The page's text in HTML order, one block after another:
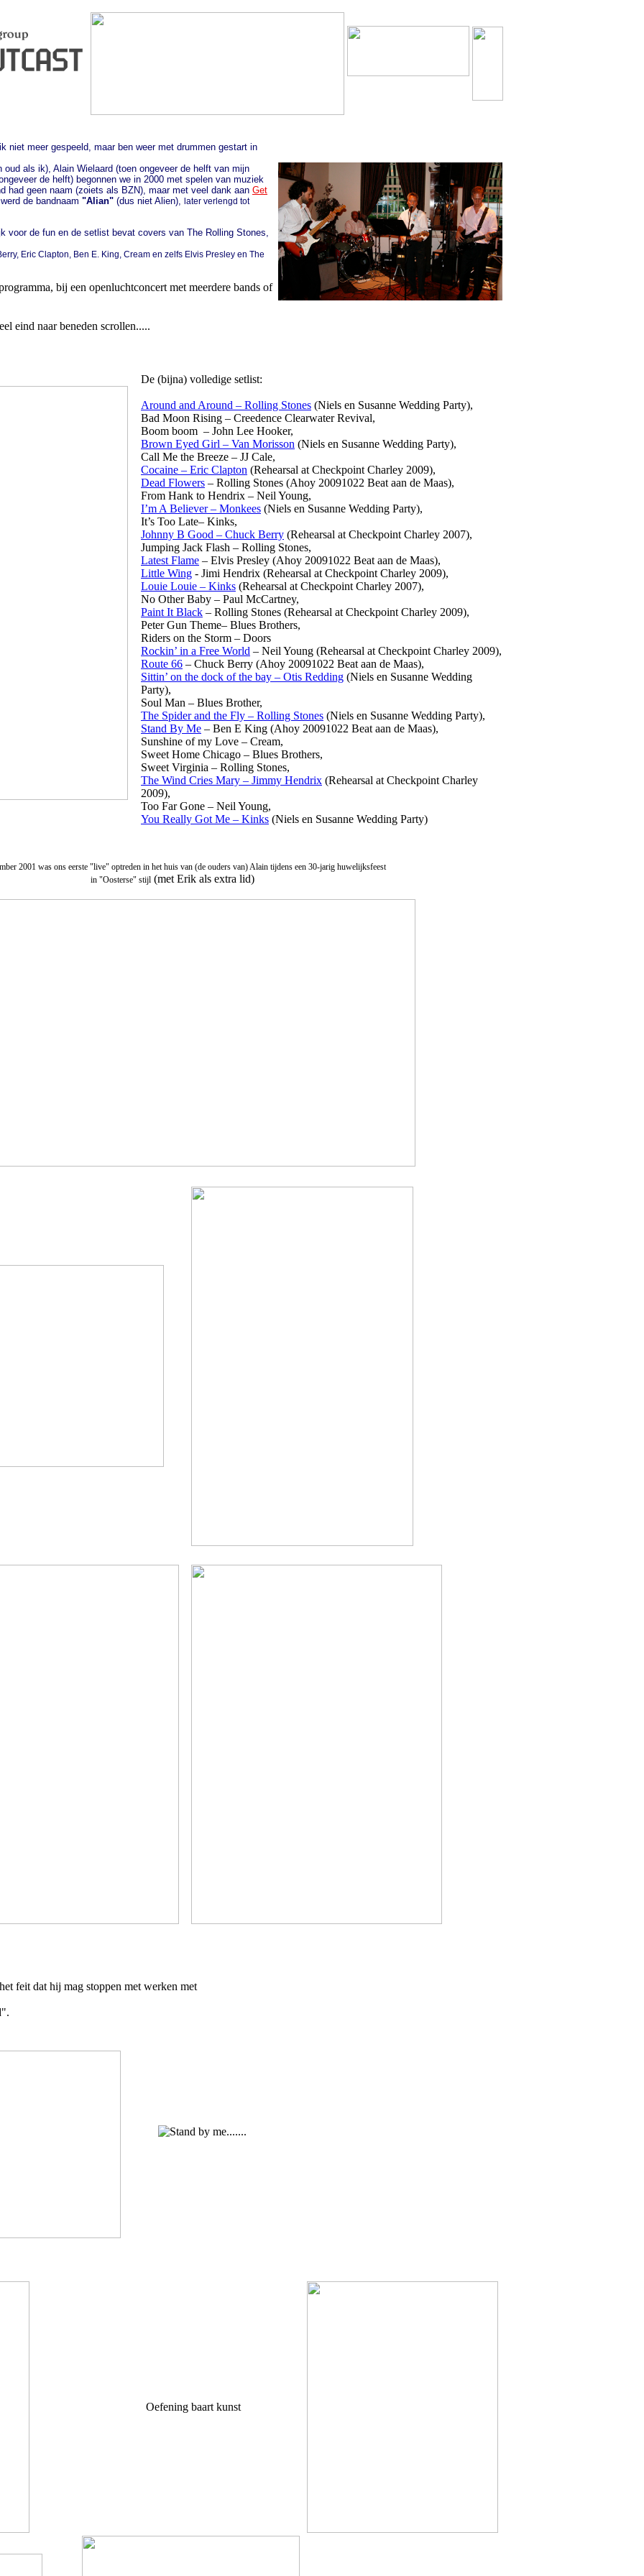
niet meer gespeeld, maar ben weer met drummen gestart in
als ik), Alain Wielaard (toen ongeveer de helft van mijn
de helft) begonnen we in 2000 met spelen van muziek
had geen naam (zoiets als BZN), maar met veel dank aan Get
de bandnaam "Alian" (dus niet Alien), later verlengd tot
voor de fun en de setlist bevat covers van The Rolling Stones,
Eric Clapton, Ben E. King, Cream en zelfs Elvis Presley en The
bij een openluchtconcert met meerdere bands of
eind naar beneden scrollen.....
De (bijna) volledige setlist:
Around and Around – Rolling Stones (Niels en Susanne Wedding Party),
Bad Moon Rising – Creedence Clearwater Revival,
Boom boom – John Lee Hooker,
Brown Eyed Girl – Van Morisson (Niels en Susanne Wedding Party),
Call Me the Breeze – JJ Cale,
Cocaine – Eric Clapton (Rehearsal at Checkpoint Charley 2009),
Dead Flowers – Rolling Stones (Ahoy 20091022 Beat aan de Maas),
From Hank to Hendrix – Neil Young,
I’m A Believer – Monkees (Niels en Susanne Wedding Party),
It’s Too Late– Kinks,
Johnny B Good – Chuck Berry (Rehearsal at Checkpoint Charley 2007),
Jumping Jack Flash – Rolling Stones,
Latest Flame – Elvis Presley (Ahoy 20091022 Beat aan de Maas),
Little Wing - Jimi Hendrix (Rehearsal at Checkpoint Charley 2009),
Louie Louie – Kinks (Rehearsal at Checkpoint Charley 2007),
No Other Baby – Paul McCartney,
Paint It Black – Rolling Stones (Rehearsal at Checkpoint Charley 2009),
Peter Gun Theme– Blues Brothers,
Riders on the Storm – Doors
Rockin’ in a Free World – Neil Young (Rehearsal at Checkpoint Charley 2009),
Route 66 – Chuck Berry (Ahoy 20091022 Beat aan de Maas),
Sittin’ on the dock of the bay – Otis Redding (Niels en Susanne Wedding
Party),
Soul Man – Blues Brother,
The Spider and the Fly – Rolling Stones (Niels en Susanne Wedding Party),
Stand By Me – Ben E King (Ahoy 20091022 Beat aan de Maas),
Sunshine of my Love – Cream,
Sweet Home Chicago – Blues Brothers,
Sweet Virginia – Rolling Stones,
The Wind Cries Mary – Jimmy Hendrix (Rehearsal at Checkpoint Charley
2009),
Too Far Gone – Neil Young,
You Really Got Me – Kinks (Niels en Susanne Wedding Party)
2001 was ons eerste "live" optreden in het huis van (de ouders van) Alain tijdens een 30-jarig huwelijksfeest
in "Oosterse" stijl (met Erik als extra lid)
feit dat hij mag stoppen met werken met
Oefening baart kunst